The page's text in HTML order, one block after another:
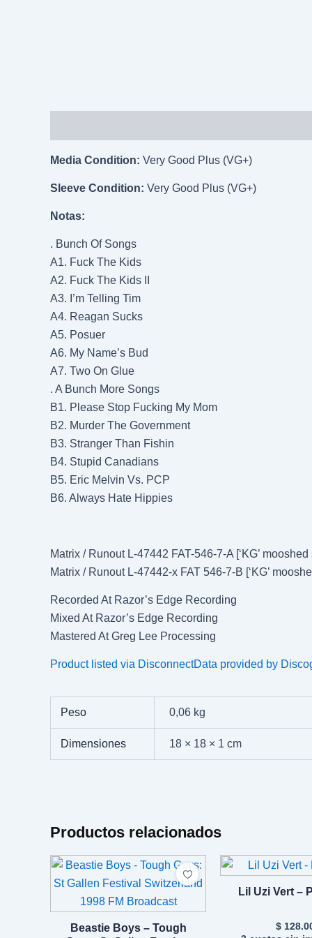
Media Condition: Very Good Plus (VG+)
Sleeve Condition: Very Good Plus (VG+)
Notas:
. Bunch Of Songs
A1. Fuck The Kids
A2. Fuck The Kids II
A3. I’m Telling Tim
A4. Reagan Sucks
A5. Posuer
A6. My Name’s Bud
A7. Two On Glue
. A Bunch More Songs
B1. Please Stop Fucking My Mom
B2. Murder The Government
B3. Stranger Than Fishin
B4. Stupid Canadians
B5. Eric Melvin Vs. PCP
B6. Always Hate Hippies
Matrix / Runout L-47442 FAT-546-7-A [‘KG’
Matrix / Runout L-47442-x FAT 546-7-B [‘KG’
Recorded At Razor’s Edge Recording
Mixed At Razor’s Edge Recording
Mastered At Greg Lee Processing
Product listed via DisconnectData provided by
Peso 0,06 kg
Dimensiones 18 × 18 × 1 cm
Productos relacionados
Beastie Boys – Tough
Lil Uzi Vert –
$